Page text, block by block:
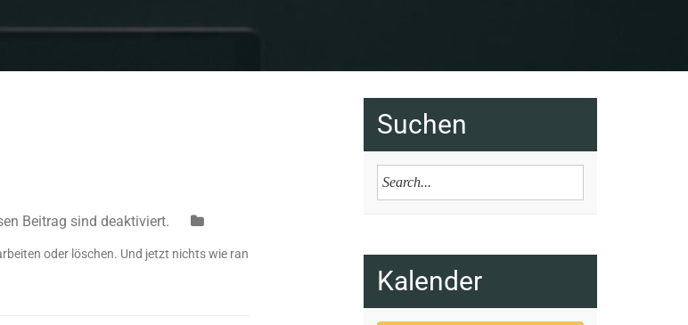
Beitrag sind deaktiviert.
oder löschen. Und jetzt nichts wie ran
Suchen
Kalender